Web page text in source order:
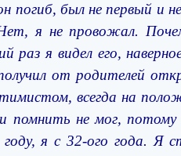
погиб, был не первый
я не провожал.
раз я видел его,
от родителей
всегда на
помнить не мог, потому
я с 32-ого года. Я